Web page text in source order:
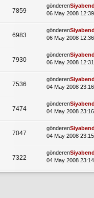
7859
gönderenSiyabend
06 May 2008 12:39
6983
gönderenSiyabend
06 May 2008 12:36
7930
gönderenSiyabend
06 May 2008 12:31
7536
gönderenSiyabend
04 May 2008 23:16
7474
gönderenSiyabend
04 May 2008 23:16
7047
gönderenSiyabend
04 May 2008 23:15
7322
gönderenSiyabend
04 May 2008 23:14